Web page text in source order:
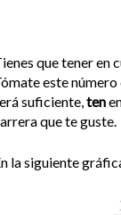
que tener en
este
suficiente, ten
que te guste.
la siguiente